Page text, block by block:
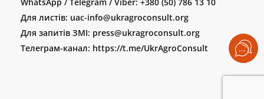
Для листів: uac-info@ukragroconsult.org
Для запитів ЗМІ: press@ukragroconsult.org
Телеграм-канал: https://t.me/UkrAgroConsult